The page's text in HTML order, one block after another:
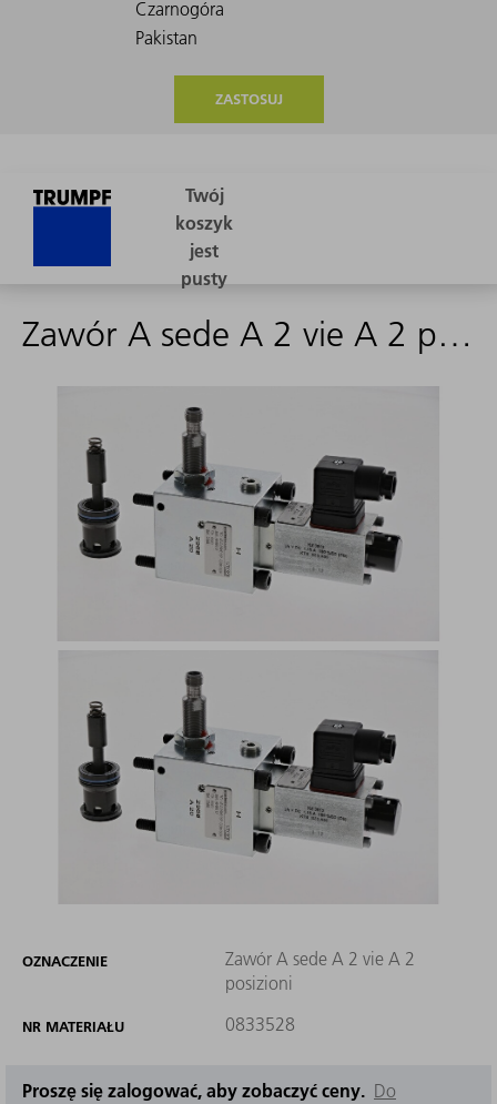
ZASTOSUJ
Zawór A sede A 2 vie A 2 posizioni
OZNACZENIE
Zawór A sede A 2 vie A 2
posizioni
NR MATERIAŁU 0833528
Proszę się zalogować, aby zobaczyć ceny. Do